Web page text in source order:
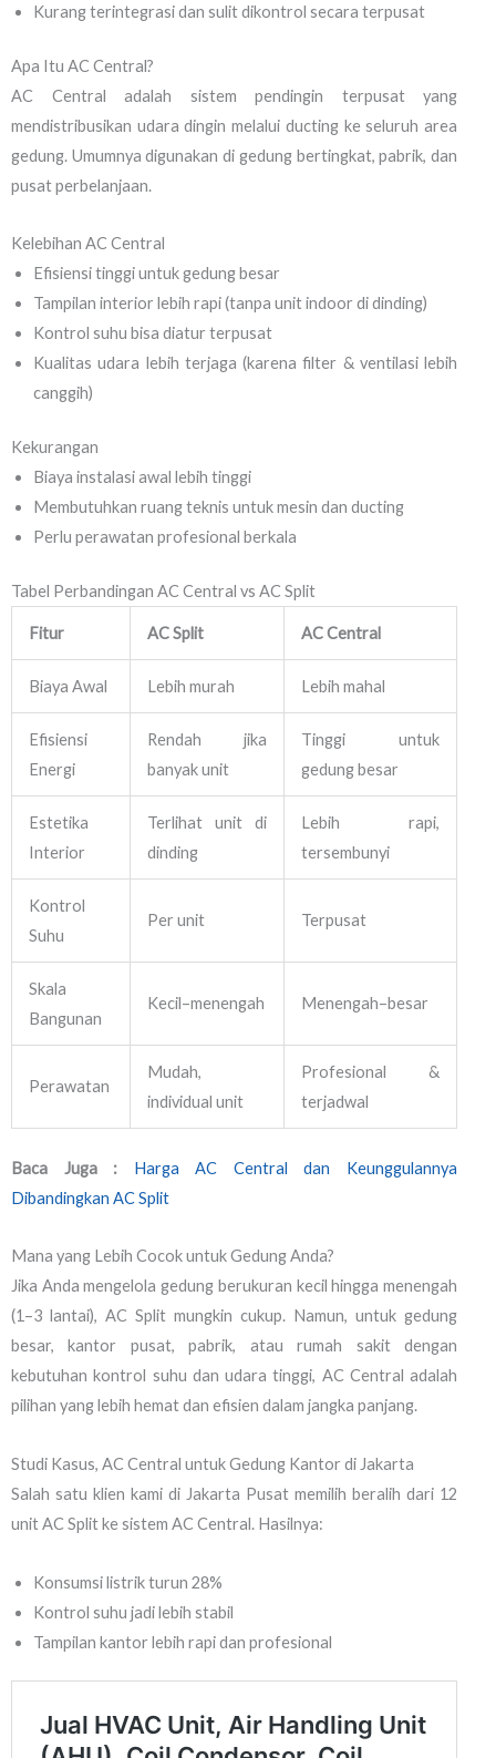
Kurang terintegrasi dan sulit dikontrol secara terpusat
Apa Itu AC Central?
AC Central adalah sistem pendingin terpusat yang
mendistribusikan udara dingin melalui ducting ke seluruh area
gedung. Umumnya digunakan di gedung bertingkat, pabrik, dan
pusat perbelanjaan.
Kelebihan AC Central
Efisiensi tinggi untuk gedung besar
Tampilan interior lebih rapi (tanpa unit indoor di dinding)
Kontrol suhu bisa diatur terpusat
Kualitas udara lebih terjaga (karena filter & ventilasi lebih
canggih)
Kekurangan
Biaya instalasi awal lebih tinggi
Membutuhkan ruang teknis untuk mesin dan ducting
Perlu perawatan profesional berkala
Tabel Perbandingan AC Central vs AC Split
Fitur AC Split AC Central
Biaya Awal Lebih murah Lebih mahal
Efisiensi
Energi
Rendah jika
banyak unit
Tinggi untuk
gedung besar
Estetika
Interior
Terlihat unit di
dinding
Lebih rapi,
tersembunyi
Kontrol
Suhu
Per unit Terpusat
Skala
Bangunan
Kecil–menengah Menengah–besar
Perawatan
Mudah,
individual unit
Profesional &
terjadwal
Baca Juga : Harga AC Central dan Keunggulannya
Dibandingkan AC Split
Mana yang Lebih Cocok untuk Gedung Anda?
Jika Anda mengelola gedung berukuran kecil hingga menengah
(1–3 lantai), AC Split mungkin cukup. Namun, untuk gedung
besar, kantor pusat, pabrik, atau rumah sakit dengan
kebutuhan kontrol suhu dan udara tinggi, AC Central adalah
pilihan yang lebih hemat dan efisien dalam jangka panjang.
Studi Kasus, AC Central untuk Gedung Kantor di Jakarta
Salah satu klien kami di Jakarta Pusat memilih beralih dari 12
unit AC Split ke sistem AC Central. Hasilnya:
Konsumsi listrik turun 28%
Kontrol suhu jadi lebih stabil
Tampilan kantor lebih rapi dan profesional